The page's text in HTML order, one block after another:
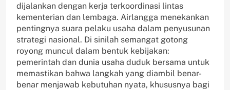
dijalankan dengan kerja terkoordinasi lintas
kementerian dan lembaga. Airlangga menekankan
pentingnya suara pelaku usaha dalam penyusunan
strategi nasional. Di sinilah semangat gotong
royong muncul dalam bentuk kebijakan:
pemerintah dan dunia usaha duduk bersama untuk
memastikan bahwa langkah yang diambil benar-
benar menjawab kebutuhan nyata, khususnya bagi